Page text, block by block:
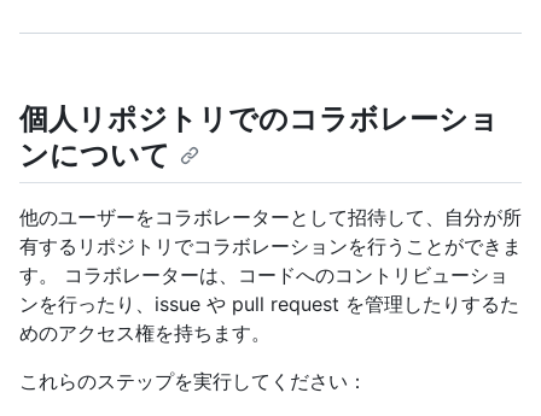
個人リポジトリでのコラボレーショ
ンについて
他のユーザーをコラボレーターとして招待して、自分が所
有するリポジトリでコラボレーションを行うことができま
す。 コラボレーターは、コードへのコントリビューショ
ンを行ったり、issue や pull request を管理したりするた
めのアクセス権を持ちます。
これらのステップを実行してください：